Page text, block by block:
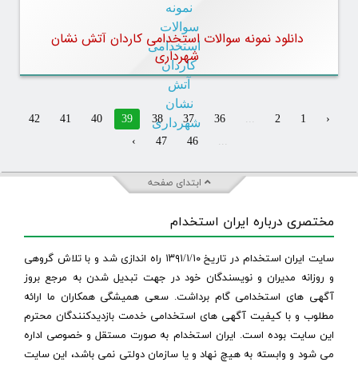
دانلود نمونه سوالات استخدامی کاردان آتش نشان
شهرداری
‹
1
2
...
36
37
38
39
40
41
42
...
46
47
›
ابتدای صفحه
مختصری درباره ایران استخدام
سایت ایران استخدام در تاریخ ۱۳۹۱/۱/۱۰ راه اندازی شد و با تلاش گروهی
و روزانه مدیران و نویسندگان خود در جهت تبدیل شدن به مرجع بروز
آگهی های استخدامی گام برداشت. سعی همیشگی همکاران ما ارائه
مطلوب و با کیفیت آگهی های استخدامی خدمت بازدیدکنندگان محترم
این سایت بوده است. ایران استخدام به صورت مستقل و خصوصی اداره
می شود و وابسته به هیچ نهاد و یا سازمان دولتی نمی باشد، این سایت